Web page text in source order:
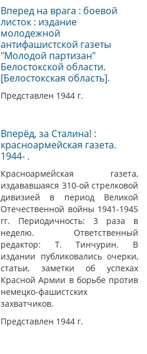
Вперед на врага : боевой
листок : издание
молодежной
антифашистской газеты
"Молодой партизан"
Белостокской области.
[Белостокская область].
Представлен 1944 г.
Вперёд, за Сталина! :
красноармейская газета.
1944- .
Красноармейская газета,
издававшаяся 310-ой стрелковой
дивизией в период Великой
Отечественной войны 1941-1945
гг. Периодичность: 3 раза в
неделю. Ответственный
редактор: Т. Тинчурин. В
издании публиковались очерки,
статьи, заметки об успехах
Красной Армии в борьбе против
немецко-фашистских
захватчиков.
Представлен 1944 г.